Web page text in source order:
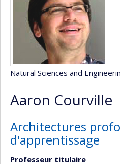
Natural Sciences and
Aaron Courville
Architectures
d'apprentissage
Professeur titulaire